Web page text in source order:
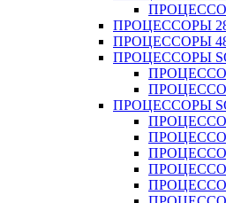
ПРОЦЕССОРЫ
ПРОЦЕССОРЫ
ПРОЦЕССОРЫ
ПРОЦЕССОРЫ